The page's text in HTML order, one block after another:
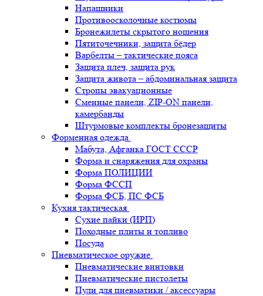
Напашники
Противоосколочные костюмы
Бронежилеты скрытого ношения
Пятиточечники, защита бёдер
Варбелты – тактические пояса
Защита плеч, защита рук
Защита живота – абдоминальная защита
Стропы эвакуационные
Сменные панели, ZIP-ON панели,
камербанды
Штурмовые комплекты бронезащиты
Форменная одежда
Мабута, Афганка ГОСТ СССР
Форма и снаряжения для охраны
Форма ПОЛИЦИИ
Форма ФССП
Форма ФСБ, ПС ФСБ
Кухня тактическая
Сухие пайки (ИРП)
Походные плиты и топливо
Посуда
Пневматическое оружие
Пневматические винтовки
Пневматические пистолеты
Пули для пневматики / аксессуары